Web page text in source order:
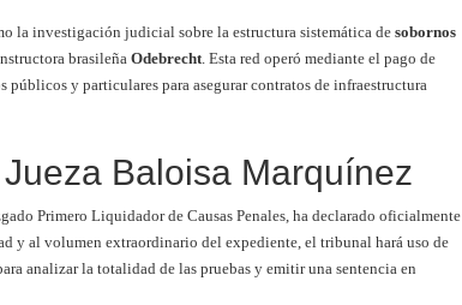
la investigación judicial sobre la estructura sistemática de sobornos
brasileña Odebrecht . Esta red operó mediante el pago de
públicos y particulares para asegurar contratos de infraestructura
Baloisa Marquínez
Primero Liquidador de Causas Penales, ha declarado oficialmente
y al volumen extraordinario del expediente, el tribunal hará uso de
analizar la totalidad de las pruebas y emitir una sentencia en